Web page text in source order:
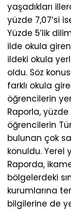
yaşadıkları
yüzde 7,07’si
Yüzde 5’lik
ilde okula
ildeki okula
oldu. Söz
farklı okula
öğrencilerin
Raporla,
öğrencilerin
bulunan çok
konuldu. Yerel
Raporda,
bölgelerdeki
kurumlarına
bilgilerine de